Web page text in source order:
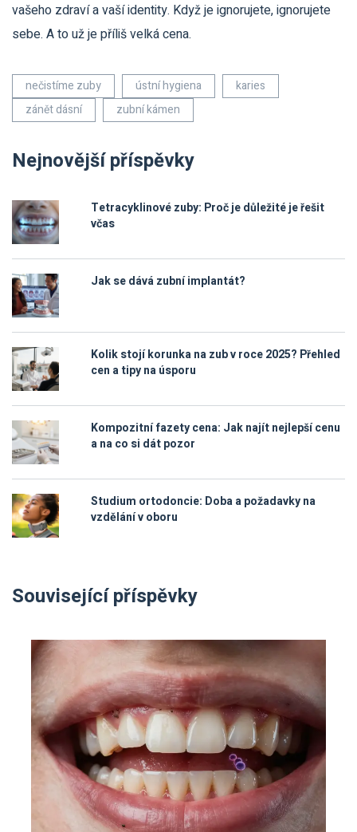
vašeho zdraví a vaší identity. Když je ignorujete, ignorujete
sebe. A to už je příliš velká cena.
nečistíme zuby ústní hygiena
karies
zánět dásní
zubní kámen
Nejnovější příspěvky
Tetracyklinové zuby: Proč je důležité je řešit
včas
Jak se dává zubní implantát?
Kolik stojí korunka na zub v roce 2025? Přehled
cen a tipy na úsporu
Kompozitní fazety cena: Jak najít nejlepší cenu
a na co si dát pozor
Studium ortodoncie: Doba a požadavky na
vzdělání v oboru
Související příspěvky